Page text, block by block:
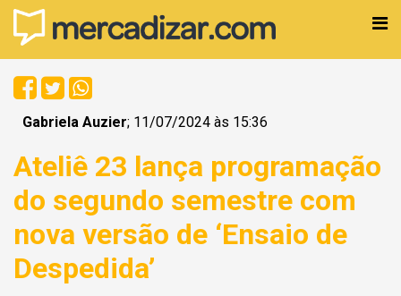
Gabriela Auzier; 11/07/2024 às 15:36
Ateliê 23 lança programação
do segundo semestre com
nova versão de ‘Ensaio de
Despedida’